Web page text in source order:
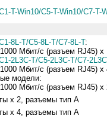
T-Win10/C5-T-Win10/C7-T-
8L-T/C5-8L-T/C7-8L-T:
Мбит/с (разъем RJ45) x
2L3C-T/C5-2L3C-T/C7-
Мбит/с (разъем RJ45) x
модели:
Мбит/с (разъем RJ45) x
x 2 разъемы тип A
x 4 разъемы тип A